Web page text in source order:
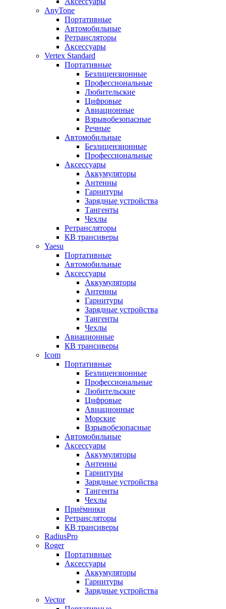
AnyTone
Портативные
Автомобильные
Ретрансляторы
Аксессуары
Vertex Standard
Портативные
Безлицензионные
Профессиональные
Любительские
Цифровые
Авиационные
Взрывобезопасные
Речные
Автомобильные
Безлицензионные
Профессиональные
Аксессуары
Аккумуляторы
Антенны
Гарнитуры
Зарядные устройства
Тангенты
Чехлы
Ретрансляторы
КВ трансиверы
Yaesu
Портативные
Автомобильные
Аксессуары
Аккумуляторы
Антенны
Гарнитуры
Зарядные устройства
Тангенты
Чехлы
Авиационные
КВ трансиверы
Icom
Портативные
Безлицензионные
Профессиональные
Любительские
Цифровые
Авиационные
Морские
Взрывобезопасные
Автомобильные
Аксессуары
Аккумуляторы
Антенны
Гарнитуры
Зарядные устройства
Тангенты
Чехлы
Приёмники
Ретрансляторы
КВ трансиверы
RadiusPro
Roger
Портативные
Аксессуары
Аккумуляторы
Гарнитуры
Зарядные устройства
Vector